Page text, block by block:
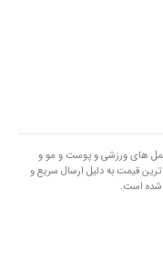
های ورزشی و پوست و مو و
قیمت به دلیل ارسال سریع و